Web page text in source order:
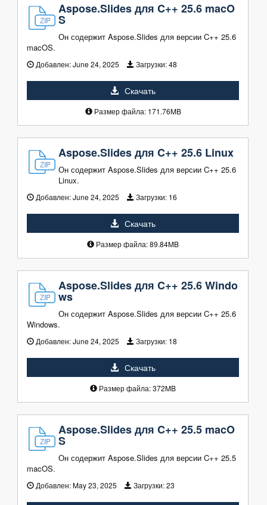
Aspose.Slides для C++ 25.6 macO
S
Он содержит Aspose.Slides для версии C++ 25.6
macOS.
Добавлен:June 24, 2025 Загрузки:48
Скачать
Размер файла: 171.76MB
Aspose.Slides для C++ 25.6 Linux
Он содержит Aspose.Slides для версии C++ 25.6
Linux.
Добавлен:June 24, 2025 Загрузки: 16
Скачать
Размер файла: 89.84MB
Aspose.Slides для C++ 25.6 Windo
ws
Он содержит Aspose.Slides для версии C++ 25.6
Windows.
Добавлен:June 24, 2025 Загрузки: 18
Скачать
Размер файла: 372MB
Aspose.Slides для C++ 25.5 macO
S
Он содержит Aspose.Slides для версии C++ 25.5
macOS.
Добавлен:May 23, 2025 Загрузки:23